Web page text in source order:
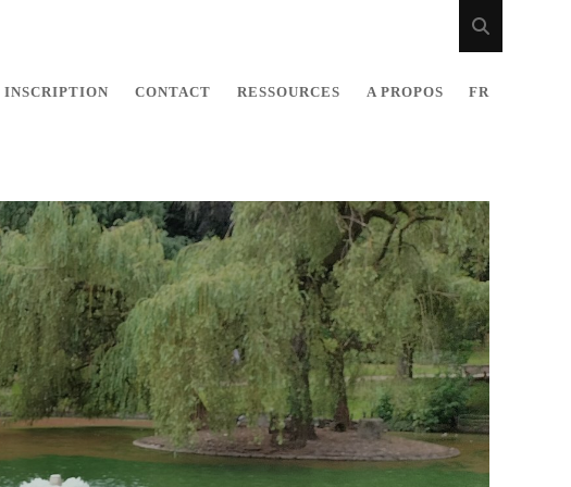
INSCRIPTION CONTACT RESSOURCES A PROPOS FR